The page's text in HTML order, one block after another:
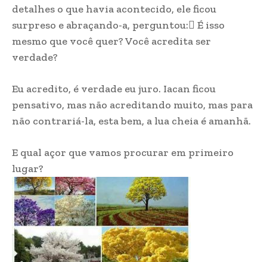
detalhes o que havia acontecido, ele ficou
surpreso e abraçando-a, perguntou: É isso
mesmo que você quer? Você acredita ser
verdade?
Eu acredito, é verdade eu juro. Iacan ficou
pensativo, mas não acreditando muito, mas para
não contrariá-la, esta bem, a lua cheia é amanhã.
E qual açor que vamos procurar em primeiro
lugar?